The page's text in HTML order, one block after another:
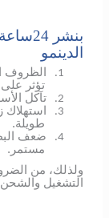
بنشر
الدينمو
1.
الظروف
تؤثر على
2. تآكل
3.
استهلاك
طويلة.
4.
ضعف
مستمر.
ولذلك، من
التشغيل